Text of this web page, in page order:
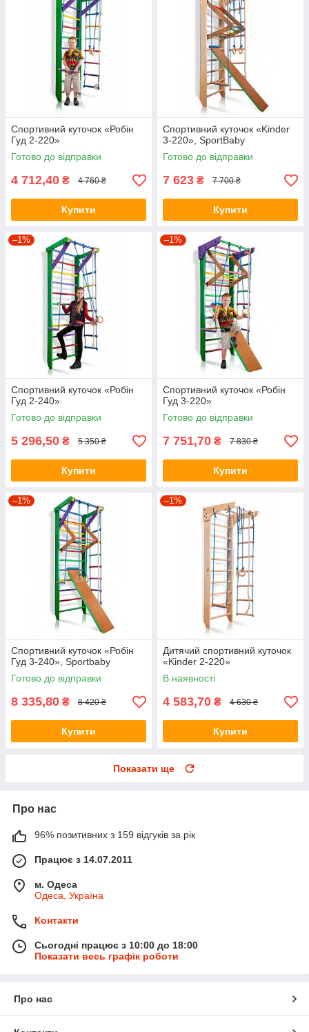
Спортивний куточок «Робін
Гуд 2-220»
Готово до відправки
4 712,40 ₴ 4 760 ₴
Купити
Спортивний куточок «Kinder
3-220», SportBaby
Готово до відправки
7 623 ₴ 7 700 ₴
Купити
–1%
Спортивний куточок «Робін
Гуд 2-240»
Готово до відправки
5 296,50 ₴ 5 350 ₴
Купити
–1%
Спортивний куточок «Робін
Гуд 3-220»
Готово до відправки
7 751,70 ₴ 7 830 ₴
Купити
–1%
Спортивний куточок «Робін
Гуд 3-240», Sportbaby
Готово до відправки
8 335,80 ₴ 8 420 ₴
Купити
–1%
Дитячий спортивний куточок
«Kinder 2-220»
В наявності
4 583,70 ₴ 4 630 ₴
Купити
Показати ще
Про нас
96% позитивних з 159 відгуків за рік
Працює з 14.07.2011
м. Одеса
Одеса, Україна
Контакти
Сьогодні працює з 10:00 до 18:00
Показати весь графік роботи
Про нас